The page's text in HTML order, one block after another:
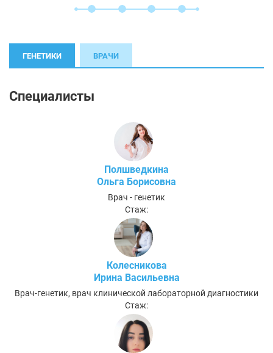
ГЕНЕТИКИ ВРАЧИ
Специалисты
Полшведкина
Ольга Борисовна
Врач - генетик
Стаж:
Колесникова
Ирина Васильевна
Врач-генетик, врач клинической лабораторной диагностики
Стаж: